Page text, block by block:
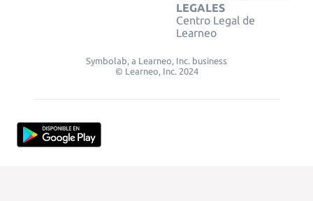
LEGALES
Centro Legal de
Learneo
Symbolab, a Learneo, Inc. business
© Learneo, Inc. 2024